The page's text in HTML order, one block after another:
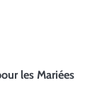
les Mariées